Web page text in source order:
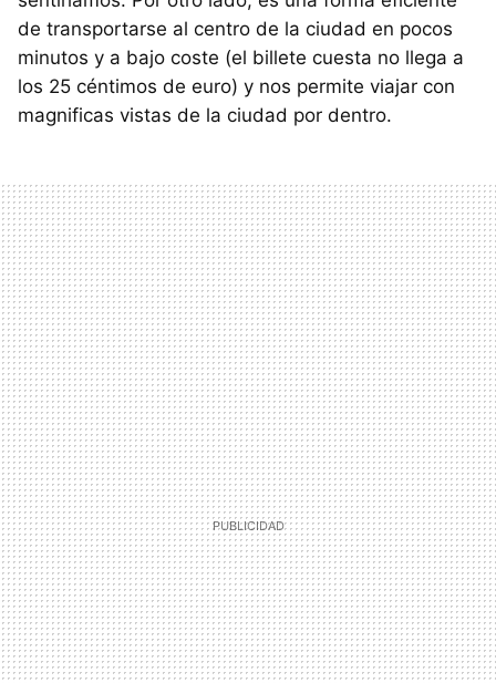
de transportarse al centro de la ciudad en pocos
minutos y a bajo coste (el billete cuesta no llega a
los 25 céntimos de euro) y nos permite viajar con
magnificas vistas de la ciudad por dentro.